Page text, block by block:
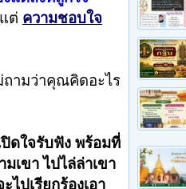
ต่ ความชอบใจ
ถามว่าคุณคิดอะไร
ดใจรับฟัง พร้อมที่
เขา ไปไล่ล่าเขา
ปเรียกร้องเอา